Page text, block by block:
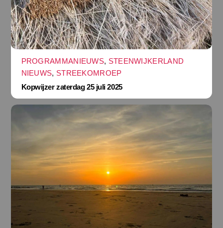
PROGRAMMANIEUWS, STEENWIJKERLAND
NIEUWS, STREEKOMROEP
Kopwijzer zaterdag 25 juli 2025